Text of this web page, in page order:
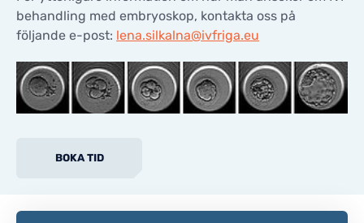
behandling med embryoskop, kontakta oss på
följande e-post: lena.silkalna@ivfriga.eu
BOKA TID